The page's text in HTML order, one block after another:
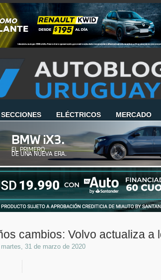
SECCIONES ELÉCTRICOS MERCADO
cambios: Volvo actualiza a
martes, 31 de marzo de 2020